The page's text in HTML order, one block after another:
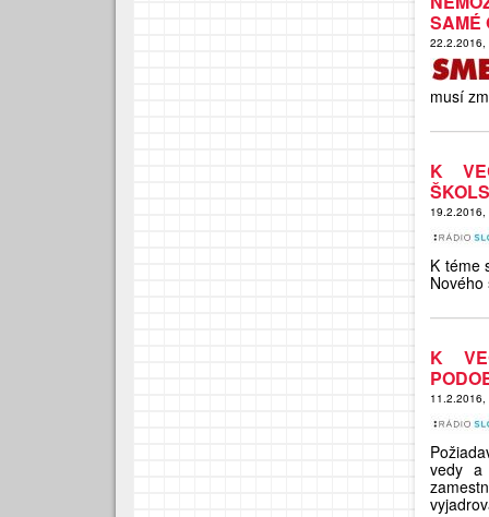
SAMÉ
22.2.2016,
musí
K
19.2.2016,
K téme
Nového
K
11.2.2016,
vedy a